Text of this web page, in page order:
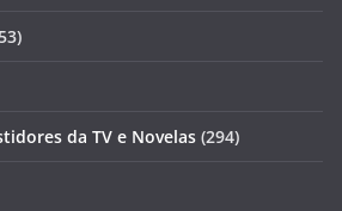
da TV e Novelas (294)